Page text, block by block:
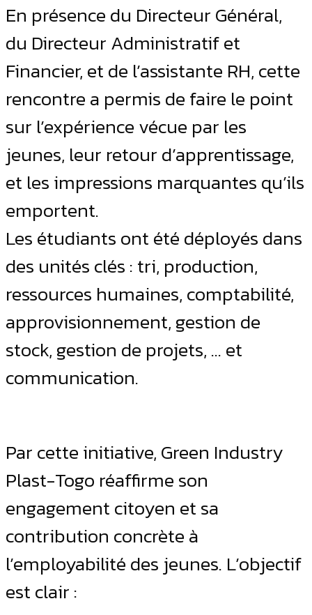
En présence du Directeur Général,
du Directeur Administratif et
Financier, et de l’assistante RH, cette
rencontre a permis de faire le point
sur l’expérience vécue par les
jeunes, leur retour d’apprentissage,
et les impressions marquantes qu’ils
emportent.
Les étudiants ont été déployés dans
des unités clés : tri, production,
ressources humaines, comptabilité,
approvisionnement, gestion de
stock, gestion de projets, … et
communication.
Par cette initiative, Green Industry
Plast-Togo réaffirme son
engagement citoyen et sa
contribution concrète à
l’employabilité des jeunes. L’objectif
est clair :